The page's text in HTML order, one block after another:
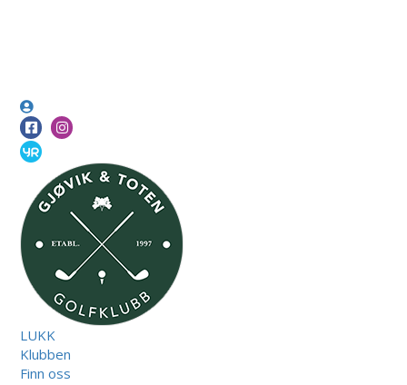
LUKK
Klubben
Finn oss